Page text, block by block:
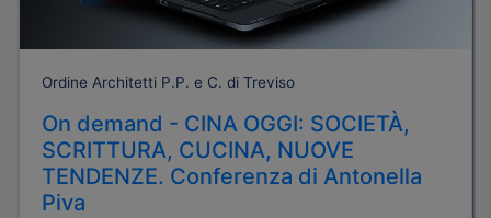
Ordine Architetti P.P. e C. di Treviso
On demand - CINA OGGI: SOCIETÀ,
SCRITTURA, CUCINA, NUOVE
TENDENZE. Conferenza di Antonella
Piva